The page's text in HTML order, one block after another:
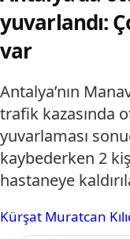
yuvarlandı:
var
Antalya’nın
trafik kazasında
yuvarlaması
kaybederken 2
hastaneye
Kürşat Muratcan